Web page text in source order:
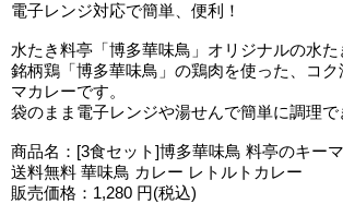
電子レンジ対応で簡単、便利！
水たき料亭「博多華味鳥」オリジナルの水
銘柄鶏「博多華味鳥」の鶏肉を使った、コ
マカレーです。
袋のまま電子レンジや湯せんで簡単に調理で
商品名：[3食セット]博多華味鳥 料亭のキー
送料無料 華味鳥 カレー レトルトカレー
販売価格：1,280 円(税込)